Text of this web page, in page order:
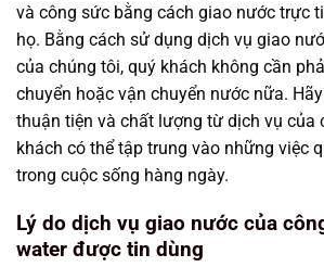
và công sức bằng cách giao nước trực
họ. Bằng cách sử dụng dịch vụ giao
của chúng tôi, quý khách không cần
chuyển hoặc vận chuyển nước nữa.
thuận tiện và chất lượng từ dịch vụ của
khách có thể tập trung vào những việc
trong cuộc sống hàng ngày.
Lý do dịch vụ giao nước của
water được tin dùng